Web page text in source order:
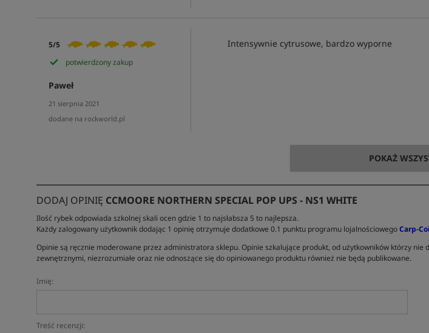
5/5
potwierdzony zakup
Paweł
21 sierpnia 2021
dodane na rockworld.pl
Intensywnie cytrusowe, bardzo wyporne
POKAŻ
DODAJ OPINIĘ CCMOORE NORTHERN SPECIAL POP UPS - NS1 WHITE
Ilość rybek odpowiada szkolnej skali ocen gdzie 1 to najsłabsza 5 to najlepsza.
Każdy zalogowany użytkownik dodając 1 opinię otrzymuje dodatkowe 0.1 punktu programu lojalnościowegoCarp-
Opinie są ręcznie moderowane przez administratora sklepu. Opinie szkalujące produkt, od użytkowników którzy
zewnętrznymi, niezrozumiałe oraz nie odnoszące się do opiniowanego produktu również nie będą publikowane.
Imię:
Treść recenzji: